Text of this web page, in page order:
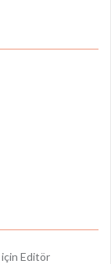
için Editör